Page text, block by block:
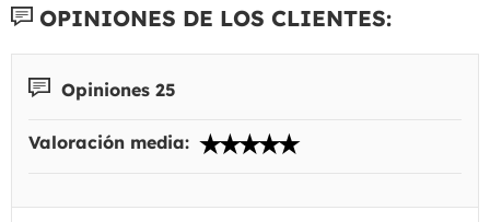
OPINIONES DE LOS CLIENTES:
Opiniones 25
Valoración media: